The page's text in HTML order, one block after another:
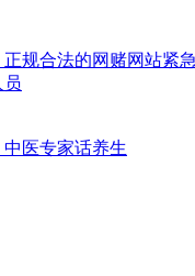
规合法的网赌网站紧
员
医专家话养生